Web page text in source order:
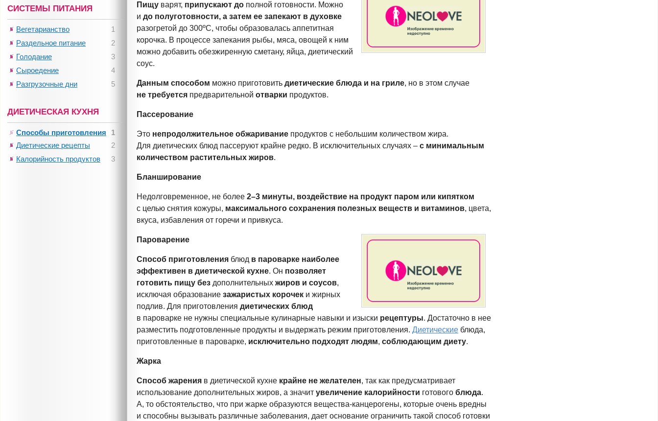
Пищу варят, припускают до полной готовности. Можно
идо полуготовности, а затем ее запекают в духовке
разогретой до 300ºС, чтобы образовалась аппетитная
корочка. В процессе запекания рыбы, мяса, овощей к ним
можно добавить обезжиренную сметану, яйца, диетический
соус.
Данным способом можно приготовитьдиетические блюда и на гриле, но в этом случае
не требуется предварительнойотварки продуктов.
Пассерование
Это непродолжительное обжаривание продуктов с небольшим количеством жира.
Для диетических блюд пассеруют крайне редко. В исключительных случаях –с минимальным
количеством растительных жиров.
Бланширование
Недолговременное, не более2–3 минуты, воздействие на продукт паром или кипятком
с целью снятия кожуры, максимального сохранения полезных веществ и витаминов, цвета,
вкуса, избавления от горечи и привкуса.
Пароварение
Способ приготовления блюд в пароварке наиболее
эффективен в диетической кухне. Он позволяет
готовить пищу без дополнительныхжиров и соусов,
исключая образованиезажаристых корочек и жирных
подлив. Для приготовлениядиетических блюд
в пароварке не нужны специальные кулинарные навыки и изыски рецептуры. Достаточно в нее
разместить подготовленные продукты и выдержать режим приготовления.Диетические блюда,
приготовленные в пароварке, исключительно подходят людям,соблюдающим диету.
Жарка
Способ жарения в диетической кухне крайне не желателен, так как предусматривает
использование дополнительных жиров, а значитувеличение калорийности готовогоблюда.
А, то обстоятельство, что при жарке образуются вещества-канцерогены, которые очень вредны
и способны вызывать различные заболевания, дает основание ограничить такой способ готовки
СИСТЕМЫ ПИТАНИЯ
1
Вегетарианство
2
Раздельное питание
3
Голодание
4
Сыроедение
5
Разгрузочные дни
ДИЕТИЧЕСКАЯ КУХНЯ
1
Способы приготовления
2
Диетические рецепты
3
Калорийность продуктов